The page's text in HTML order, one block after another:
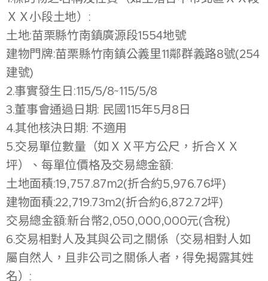
ＸＸ小段土地）:
土地:苗栗縣竹南鎮廣源段1554地號
建物門牌:苗栗縣竹南鎮公義里11鄰群義路8號(254
建號)
2.事實發生日:115/5/8~115/5/8
3.董事會通過日期: 民國115年5月8日
4.其他核決日期: 不適用
5.交易單位數量（如ＸＸ平方公尺，折合ＸＸ
坪）、每單位價格及交易總金額:
土地面積:19,757.87m2(折合約5,976.76坪)
建物面積:22,719.73m2(折合約6,872.72坪)
交易總金額:新台幣2,050,000,000元(含稅)
6.交易相對人及其與公司之關係（交易相對人如
屬自然人，且非公司之關係人者，得免揭露其姓
名）: